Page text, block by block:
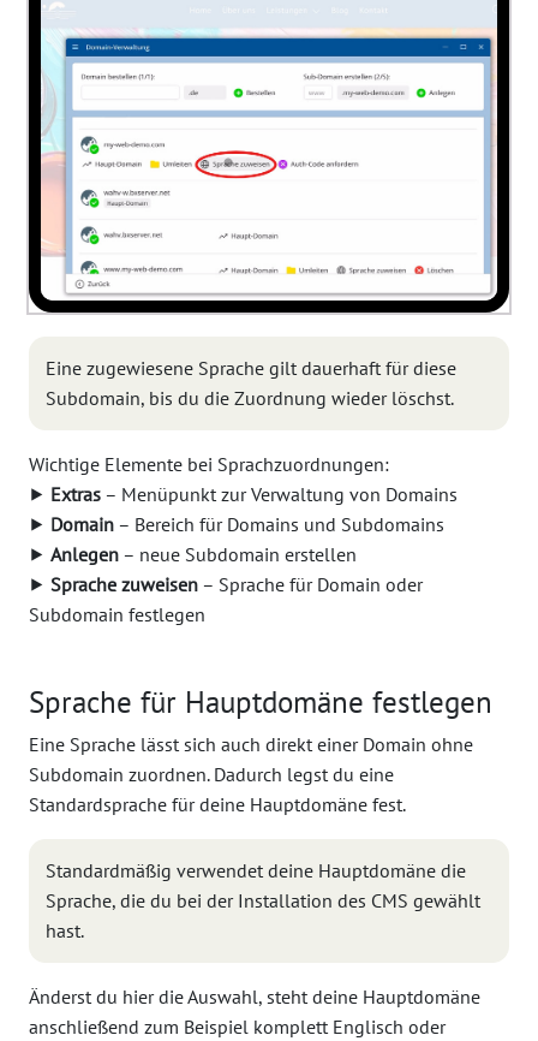
Eine zugewiesene Sprache gilt dauerhaft für diese
Subdomain, bis du die Zuordnung wieder löschst.
Wichtige Elemente bei Sprachzuordnungen:
⯈ Extras – Menüpunkt zur Verwaltung von Domains
⯈ Domain – Bereich für Domains und Subdomains
⯈ Anlegen – neue Subdomain erstellen
⯈ Sprache zuweisen – Sprache für Domain oder
Subdomain festlegen
Sprache für Hauptdomäne festlegen
Eine Sprache lässt sich auch direkt einer Domain ohne
Subdomain zuordnen. Dadurch legst du eine
Standardsprache für deine Hauptdomäne fest.
Standardmäßig verwendet deine Hauptdomäne die
Sprache, die du bei der Installation des CMS gewählt
hast.
Änderst du hier die Auswahl, steht deine Hauptdomäne
anschließend zum Beispiel komplett Englisch oder